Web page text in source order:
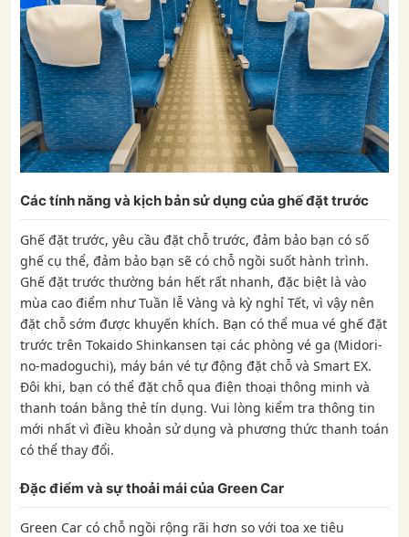
Các tính năng và kịch bản sử dụng của ghế đặt trước
Ghế đặt trước, yêu cầu đặt chỗ trước, đảm bảo bạn có số
ghế cụ thể, đảm bảo bạn sẽ có chỗ ngồi suốt hành trình.
Ghế đặt trước thường bán hết rất nhanh, đặc biệt là vào
mùa cao điểm như Tuần lễ Vàng và kỳ nghỉ Tết, vì vậy nên
đặt chỗ sớm được khuyến khích. Bạn có thể mua vé ghế đặt
trước trên Tokaido Shinkansen tại các phòng vé ga (Midori-
no-madoguchi), máy bán vé tự động đặt chỗ và Smart EX.
Đôi khi, bạn có thể đặt chỗ qua điện thoại thông minh và
thanh toán bằng thẻ tín dụng. Vui lòng kiểm tra thông tin
mới nhất vì điều khoản sử dụng và phương thức thanh toán
có thể thay đổi.
Đặc điểm và sự thoải mái của Green Car
Green Car có chỗ ngồi rộng rãi hơn so với toa xe tiêu